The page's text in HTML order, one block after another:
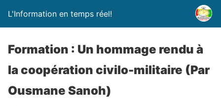
L'Information en temps réel!
Formation : Un hommage rendu à
la coopération civilo-militaire (Par
Ousmane Sanoh)